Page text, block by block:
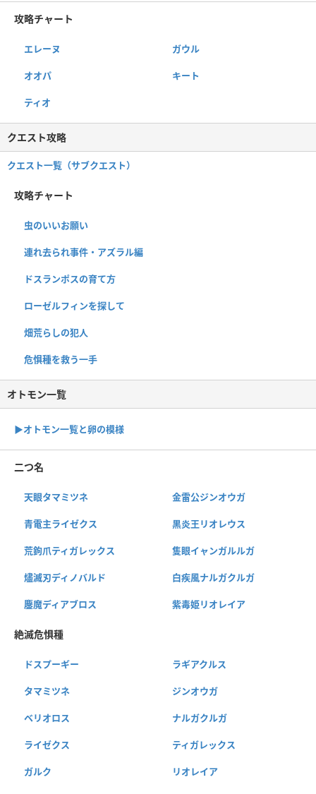
攻略チャート
エレーヌ ガウル
オオパ キート
ティオ
クエスト攻略
クエスト一覧（サブクエスト）
攻略チャート
虫のいいお願い
連れ去られ事件・アズラル編
ドスランポスの育て方
ローゼルフィンを探して
畑荒らしの犯人
危惧種を救う一手
オトモン一覧
▶︎オトモン一覧と卵の模様
二つ名
天眼タマミツネ 金雷公ジンオウガ
青電主ライゼクス 黒炎王リオレウス
荒鉤爪ティガレックス 隻眼イャンガルルガ
燼滅刃ディノバルド 白疾風ナルガクルガ
鏖魔ディアブロス 紫毒姫リオレイア
絶滅危惧種
ドスプーギー ラギアクルス
タマミツネ ジンオウガ
ベリオロス ナルガクルガ
ライゼクス ティガレックス
ガルク リオレイア